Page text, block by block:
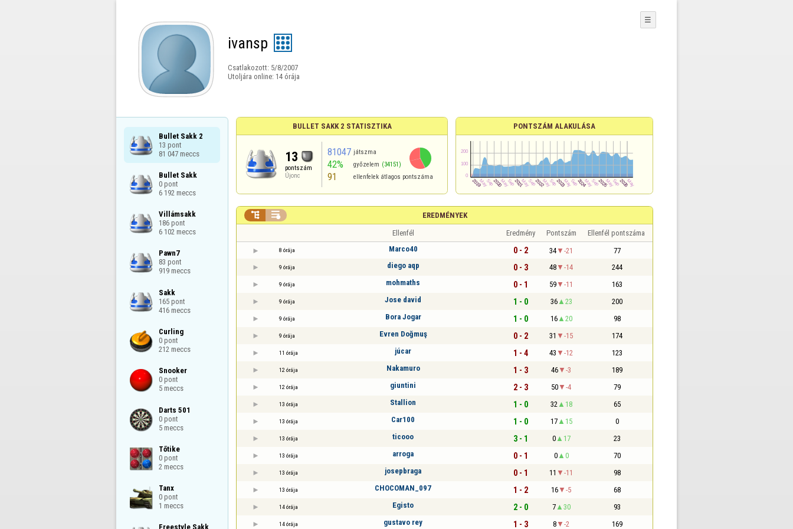
ivansp
Csatlakozott: 5/8/2007
Utoljára online: 14 órája
☰
Bullet Sakk 2
13 pont
81 047 meccs
Bullet Sakk
0 pont
6 192 meccs
Villámsakk
186 pont
6 102 meccs
Pawn7
83 pont
919 meccs
Sakk
165 pont
416 meccs
Curling
0 pont
212 meccs
Snooker
0 pont
5 meccs
Darts 501
0 pont
5 meccs
Tőtike
0 pont
2 meccs
Tanx
0 pont
1 meccs
Freestyle Sakk
BULLET SAKK 2 STATISZTIKA
13
pontszám
Újonc
81047 játszma
42% győzelem (34151)
91 ellenfelek átlagos pontszáma
PONTSZÁM ALAKULÁSA
EREDMÉNYEK
 
Ellenfél Eredmény Pontszám Ellenfél pontszáma
8 órája Marco40 0 - 2 34 -21 77
9 órája diego aqp 0 - 3 48 -14 244
9 órája mohmaths 0 - 1 59 -11 163
9 órája Jose david 1 - 0 36 23 200
9 órája Bora Jogar 1 - 0 16 20 98
9 órája Evren Doğmuş 0 - 2 31 -15 174
11 órája júcar 1 - 4 43 -12 123
12 órája Nakamuro 1 - 3 46 -3 189
12 órája giuntini 2 - 3 50 -4 79
13 órája Stallion 1 - 0 32 18 65
13 órája Car100 1 - 0 17 15 0
13 órája ticooo 3 - 1 0 17 23
13 órája arroga 0 - 1 0 0 70
13 órája josepbraga 0 - 1 11 -11 98
13 órája CHOCOMAN_097 1 - 2 16 -5 68
14 órája Egisto 2 - 0 7 30 93
14 órája gustavo rey 1 - 3 8 -2 169